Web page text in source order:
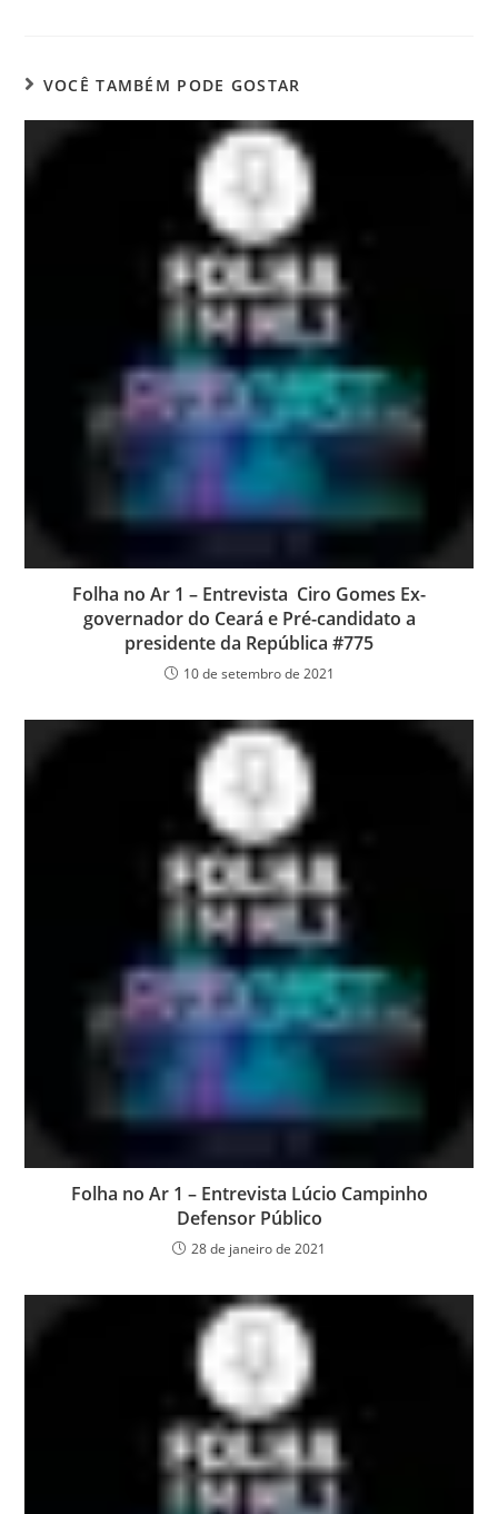
VOCÊ TAMBÉM PODE GOSTAR
Folha no Ar 1 – Entrevista Ciro Gomes Ex-
governador do Ceará e Pré-candidato a
presidente da República #775
10 de setembro de 2021
Folha no Ar 1 – Entrevista Lúcio Campinho
Defensor Público
28 de janeiro de 2021